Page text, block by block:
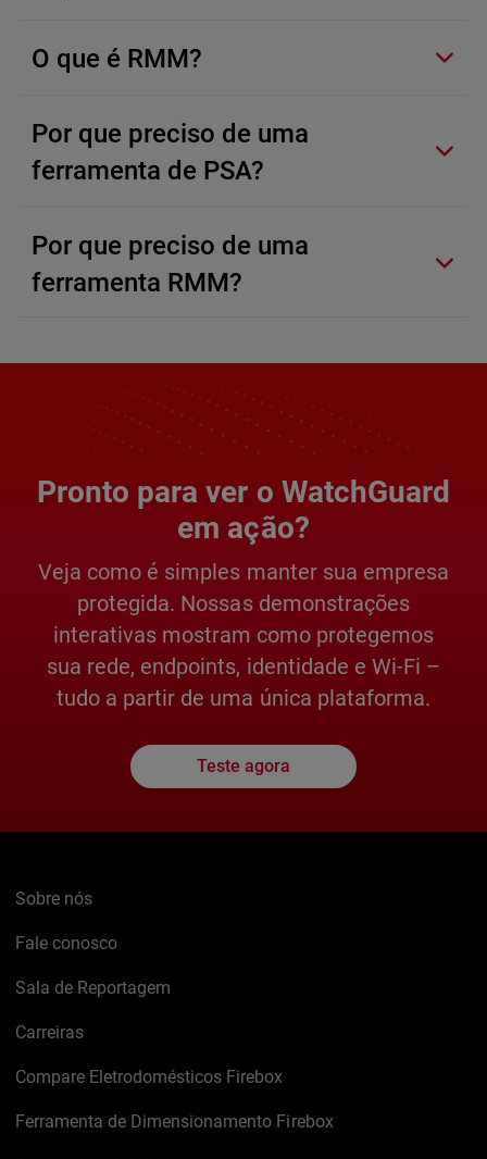
O que é RMM?
Por que preciso de uma
ferramenta de PSA?
Por que preciso de uma
ferramenta RMM?
Pronto para ver o WatchGuard
em ação?
Veja como é simples manter sua empresa
protegida. Nossas demonstrações
interativas mostram como protegemos
sua rede, endpoints, identidade e Wi-Fi –
tudo a partir de uma única plataforma.
Teste agora
Sobre nós
Fale conosco
Sala de Reportagem
Carreiras
Compare Eletrodomésticos Firebox
Ferramenta de Dimensionamento Firebox